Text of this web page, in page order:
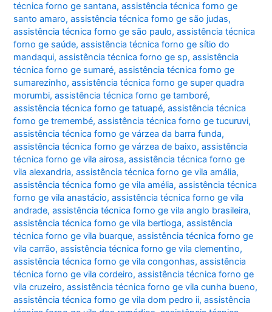
técnica forno ge santana,assistência técnica forno ge
santo amaro,assistência técnica forno ge são judas,
assistência técnica forno ge são paulo,assistência técnica
forno ge saúde,assistência técnica forno ge sítio do
mandaqui,assistência técnica forno ge sp,assistência
técnica forno ge sumaré,assistência técnica forno ge
sumarezinho,assistência técnica forno ge super quadra
morumbi,assistência técnica forno ge tamboré,
assistência técnica forno ge tatuapé,assistência técnica
forno ge tremembé,assistência técnica forno ge tucuruvi,
assistência técnica forno ge várzea da barra funda,
assistência técnica forno ge várzea de baixo,assistência
técnica forno ge vila airosa,assistência técnica forno ge
vila alexandria,assistência técnica forno ge vila amália,
assistência técnica forno ge vila amélia,assistência técnica
forno ge vila anastácio,assistência técnica forno ge vila
andrade,assistência técnica forno ge vila anglo brasileira,
assistência técnica forno ge vila bertioga,assistência
técnica forno ge vila buarque,assistência técnica forno ge
vila carrão,assistência técnica forno ge vila clementino,
assistência técnica forno ge vila congonhas,assistência
técnica forno ge vila cordeiro,assistência técnica forno ge
vila cruzeiro,assistência técnica forno ge vila cunha bueno,
assistência técnica forno ge vila dom pedro ii,assistência